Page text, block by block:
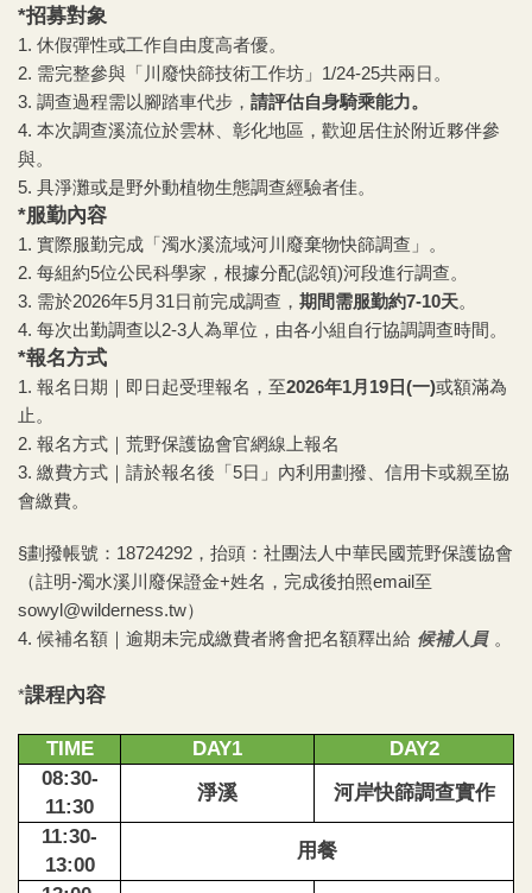
*招募對象
1. 休假彈性或工作自由度高者優。
2. 需完整參與「川廢快篩技術工作坊」1/24-25共兩日。
3. 調查過程需以腳踏車代步， 請評估自身騎乘能力。
4. 本次調查溪流位於雲林、彰化地區，歡迎居住於附近夥伴參
與。
5. 具淨灘或是野外動植物生態調查經驗者佳。
*服勤內容
1. 實際服勤完成「濁水溪流域河川廢棄物快篩調查」。
2. 每組約5位公民科學家，根據分配(認領)河段進行調查。
3. 需於2026年5月31日前完成調查， 期間需服勤約7-10天。
4. 每次出勤調查以2-3人為單位，由各小組自行協調調查時間。
*報名方式
1. 報名日期｜即日起受理報名，至2026年1月19日(一)或額滿為
止。
2. 報名方式｜荒野保護協會官網線上報名
3. 繳費方式｜請於報名後「5日」內利用劃撥、信用卡或親至協
會繳費。
§劃撥帳號：18724292， 抬頭：社團法人中華民國荒野保護協會
（註明-濁水溪川廢保證金+姓名，完成後拍照email至
sowyl@wilderness.tw）
4. 候補名額｜ 逾期未完成繳費者將會把名額釋出給 候補人員 。
*課程內容
TIME DAY1
DAY2
08:30-
11:30
淨溪
河岸快篩調查實作
11:30-
13:00
用餐